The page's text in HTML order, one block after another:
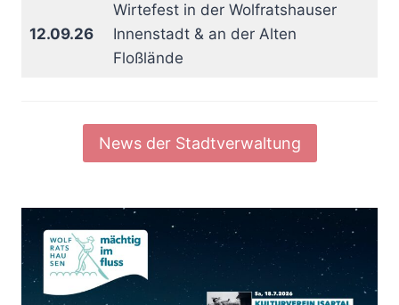
12.09.26
Wirtefest in der Wolfratshauser
Innenstadt & an der Alten
Floßlände
News der Stadtverwaltung